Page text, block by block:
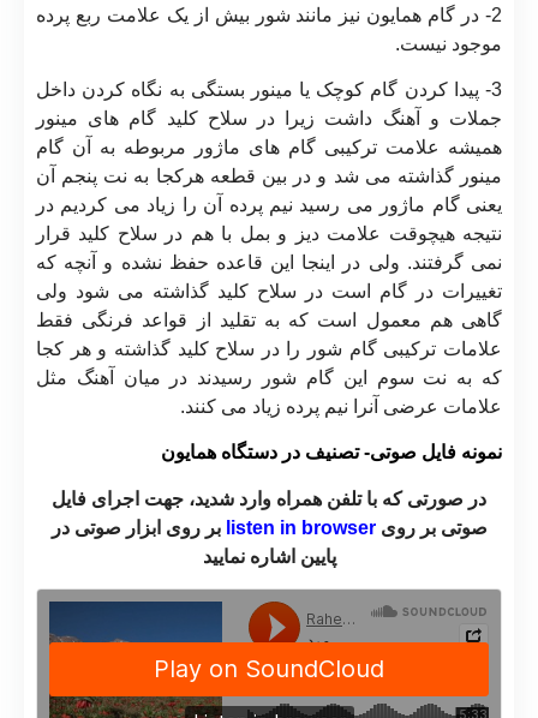
2- در گام همایون نیز مانند شور بیش از یک علامت ربع پرده
موجود نیست.
3- پیدا کردن گام کوچک یا مینور بستگی به نگاه کردن داخل
جملات و آهنگ داشت زیرا در سلاح کلید گام های مینور
همیشه علامت ترکیبی گام های ماژور مربوطه به آن گام
مینور گذاشته می شد و در بین قطعه هرکجا به نت پنجم آن
یعنی گام ماژور می رسید نیم پرده آن را زیاد می کردیم در
نتیجه هیچوقت علامت دیز و بمل با هم در سلاح کلید قرار
نمی گرفتند. ولی در اینجا این قاعده حفظ نشده و آنچه که
تغییرات در گام است در سلاح کلید گذاشته می شود ولی
گاهی هم معمول است که به تقلید از قواعد فرنگی فقط
علامات ترکیبی گام شور را در سلاح کلید گذاشته و هر کجا
که به نت سوم این گام شور رسیدند در میان آهنگ مثل
علامات عرضی آنرا نیم پرده زیاد می کنند.
نمونه فایل صوتی- تصنیف در دستگاه همایون
در صورتی که با تلفن همراه وارد شدید، جهت اجرای فایل
صوتی بر روی listen in browser
بر روی ابزار صوتی در
پایین اشاره نمایید